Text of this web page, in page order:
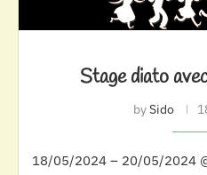
Stage diato
bySido
18/05/2024 – 20/05/2024